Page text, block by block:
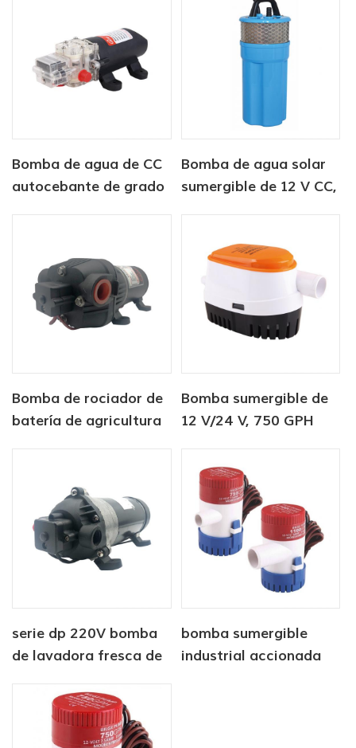
Bomba de agua de CC
autocebante de grado
Bomba de agua solar
sumergible de 12 V CC,
para animales.
Bomba de rociador de
batería de agricultura
Bomba sumergible de
12 V/24 V, 750 GPH
automática
serie dp 220V bomba
de lavadora fresca de
bomba sumergible
industrial accionada